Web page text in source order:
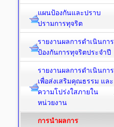
แผนป้องกันและปราบ
ปรามการทุจริต
รายงานผลการดำเนินการ
ป้องกันการทุจริตประจำปี
รายงานผลการดำเนินการ
เพื่อส่งเสริมคุณธรรม และ
ความโปร่งใสภายใน
หน่วยงาน
การนำผลการ